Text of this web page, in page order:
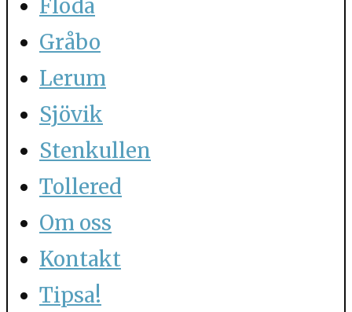
Floda
Gråbo
Lerum
Sjövik
Stenkullen
Tollered
Om oss
Kontakt
Tipsa!